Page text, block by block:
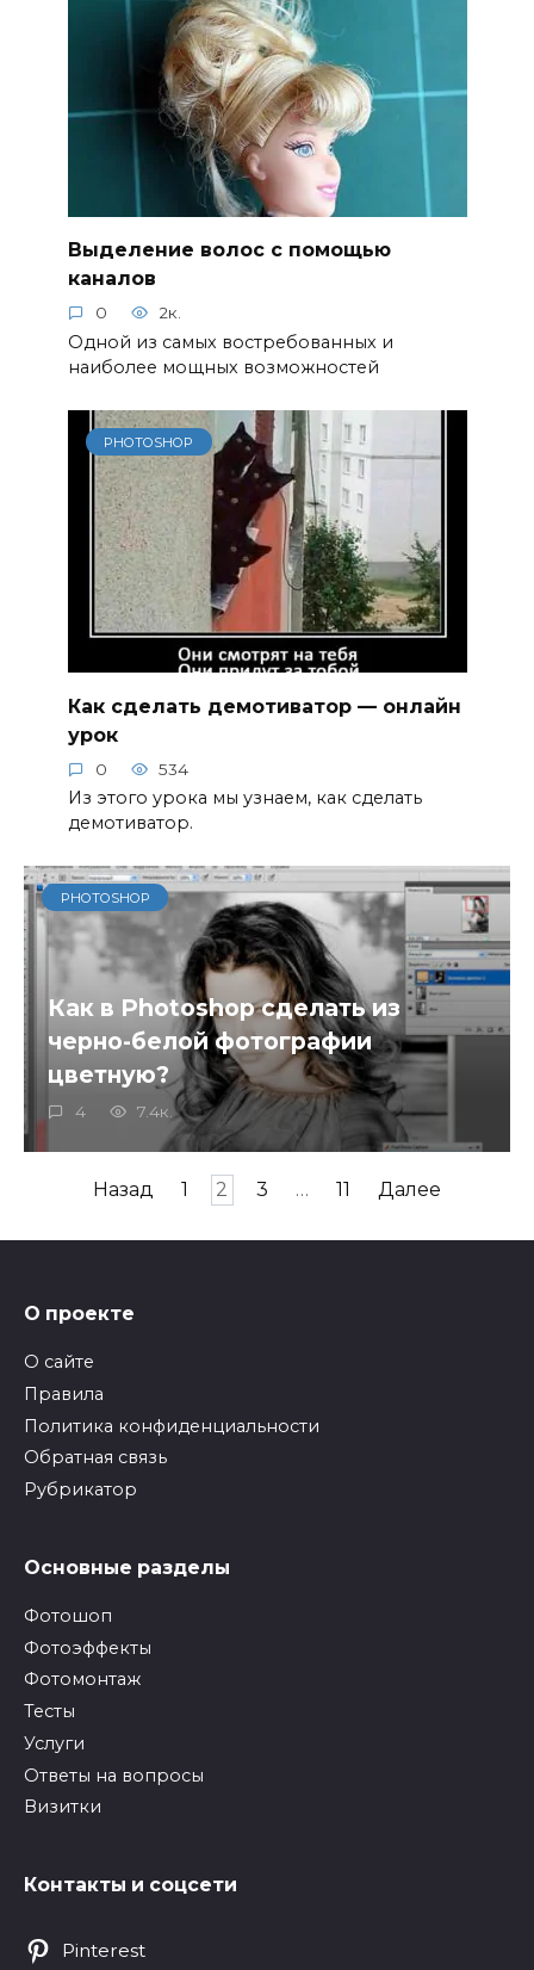
Выделение волос с помощью
каналов
0 2к.
Одной из самых востребованных и
наиболее мощных возможностей
PHOTOSHOP
Как сделать демотиватор — онлайн
урок
0 534
Из этого урока мы узнаем, как сделать
демотиватор.
PHOTOSHOP
Как в Photoshop сделать из
черно-белой фотографии
цветную?
4 7.4к.
Пагинация
Назад 1 2 3 … 11 Далее
О проекте
О сайте
Правила
Политика конфиденциальности
Обратная связь
Рубрикатор
Основные разделы
Фотошоп
Фотоэффекты
Фотомонтаж
Тесты
Услуги
Ответы на вопросы
Визитки
Контакты и соцсети
Pinterest